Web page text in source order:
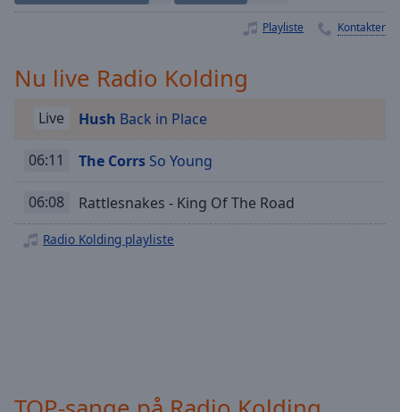
liveLIVE
Playback
Chapters
Descriptions
settings,
Playliste Kontakter
Nu live Radio Kolding
Live Hush Back in Place
06:11 The Corrs So Young
06:08 Rattlesnakes - King Of The Road
Radio Kolding playliste